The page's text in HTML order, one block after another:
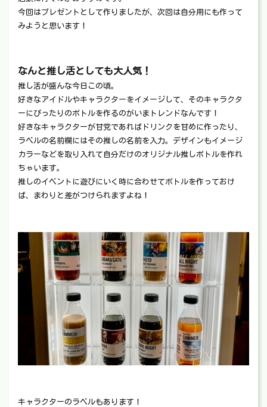
今回はプレゼントとして作りましたが、次回は自分用にも作って
みようと思います！
なんと推し活としても大人気！
推し活が盛んな今日この頃。
好きなアイドルやキャラクターをイメージして、そのキャラクタ
ーにぴったりのボトルを作るのがいまトレンドなんです！
好きなキャラクターが甘党であればドリンクを甘めに作ったり、
ラベルの名前欄にはその推しの名前を入力。デザインもイメージ
カラーなどを取り入れて自分だけのオリジナル推しボトルを作れ
ちゃいます。
推しのイベントに遊びにいく時に合わせてボトルを作っておけ
ば、まわりと差がつけられますよね！
キャラクターのラベルもあります！